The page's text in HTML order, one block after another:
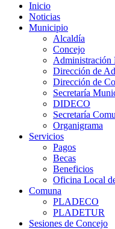
Inicio
Noticias
Municipio
Alcaldía
Concejo
Administración
Dirección de
Dirección de
Secretaría
DIDECO
Secretaría
Organigrama
Servicios
Pagos
Becas
Beneficios
Oficina Local
Comuna
PLADECO
PLADETUR
Sesiones de Concejo